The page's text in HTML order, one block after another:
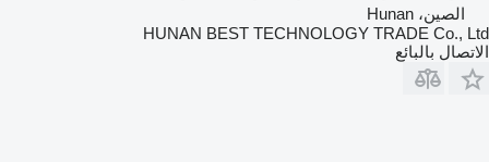
الصين، Hunan
HUNAN BEST TECHNOLOGY TRADE Co., Ltd
الاتصال بالبائع